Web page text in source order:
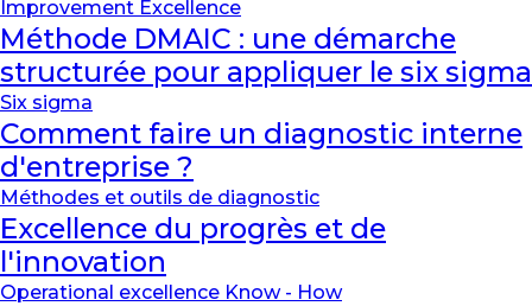
Improvement Excellence
Méthode DMAIC : une démarche
structurée pour appliquer le six sigma
Six sigma
Comment faire un diagnostic interne
d'entreprise ?
Méthodes et outils de diagnostic
Excellence du progrès et de
l'innovation
Operational excellence Know - How